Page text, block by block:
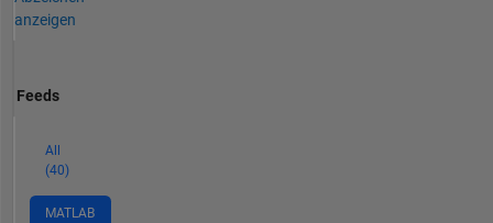
anzeigen
Feeds
All
(40)
MATLAB